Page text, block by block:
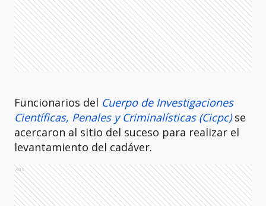
Funcionarios del Cuerpo de Investigaciones
Científicas, Penales y Criminalísticas (Cicpc)se
acercaron al sitio del suceso para realizar el
levantamiento del cadáver.
Ads